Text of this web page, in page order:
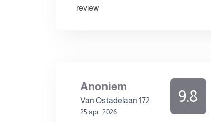
Anoniem
Van Ostadelaan 172
25 apr. 2026
9.8